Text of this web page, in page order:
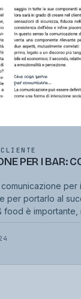
PER I BAR:
per
per portarlo al
food è importante,